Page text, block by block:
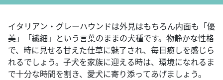
イタリアン・グレーハウンドは外見はもちろん内面も「優
美」「繊細」という言葉のままの犬種です。物静かな性格
で、時に見せる甘えた仕草に魅了され、毎日癒しを感じら
れるでしょう。子犬を家族に迎える時は、環境になれるま
で十分な時間を割き、愛犬に寄り添ってあげましょう。